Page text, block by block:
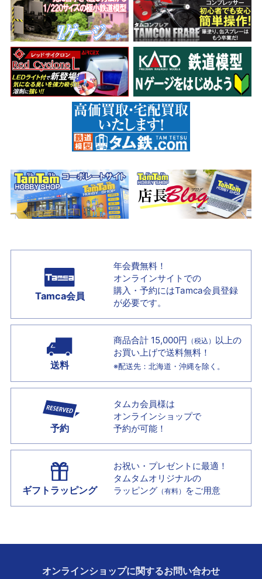
Tamca会員
年会費無料！
オンラインサイトでの
購入・予約にはTamca会員登録
が必要です。
送料
商品合計 15,000円 （税込） 以上の
お買い上げで送料無料！
※配送先：北海道・沖縄を除く。
予約
タムカ会員様は
オンラインショップで
予約が可能！
ギフトラッピング
お祝い・プレゼントに最適！
タムタムオリジナルの
ラッピング （有料） をご用意
オンラインショップに関するお問い合わせ